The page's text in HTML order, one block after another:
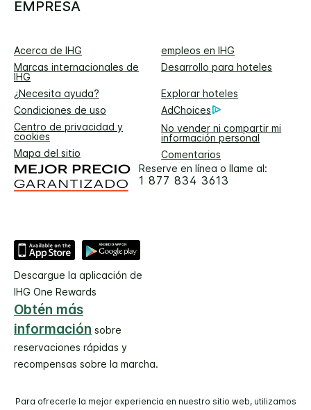
EMPRESA
Acerca de IHG
empleos en IHG
Marcas internacionales de
IHG
Desarrollo para hoteles
¿Necesita ayuda?
Explorar hoteles
Condiciones de uso
AdChoices
Centro de privacidad y
cookies
No vender ni compartir mi
información personal
Mapa del sitio
Comentarios
Reserve en línea o llame al:
1 877 834 3613
Descargue la aplicación de
IHG One Rewards
Obtén más
información sobre
reservaciones rápidas y
recompensas sobre la marcha.
Para ofrecerle la mejor experiencia en nuestro sitio web, utilizamos